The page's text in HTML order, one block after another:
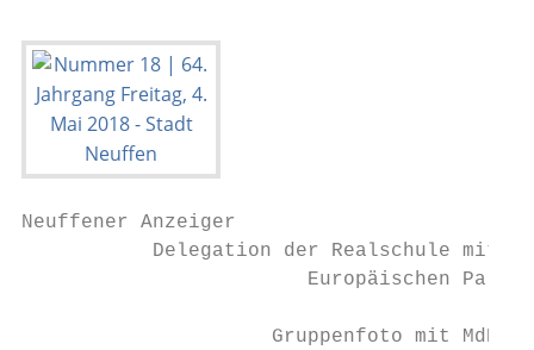
Neuffener Anzeiger
Delegation der Realschule mit
Europäischen
Gruppenfoto mit MdEP